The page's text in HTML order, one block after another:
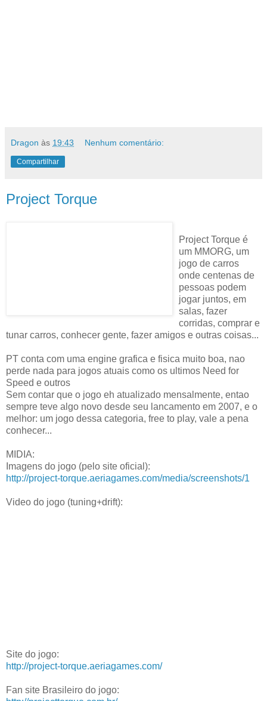
Dragon às 19:43 Nenhum comentário:
Compartilhar
Project Torque
Project Torque é
um MMORG, um
jogo de carros
onde centenas de
pessoas podem
jogar juntos, em
salas, fazer
corridas, comprar e
tunar carros, conhecer gente, fazer amigos e outras coisas...
PT conta com uma engine grafica e fisica muito boa, nao
perde nada para jogos atuais como os ultimos Need for
Speed e outros
Sem contar que o jogo eh atualizado mensalmente, entao
sempre teve algo novo desde seu lancamento em 2007, e o
melhor: um jogo dessa categoria, free to play, vale a pena
conhecer...
MIDIA:
Imagens do jogo (pelo site oficial):
http://project-torque.aeriagames.com/media/screenshots/1
Video do jogo (tuning+drift):
Site do jogo:
http://project-torque.aeriagames.com/
Fan site Brasileiro do jogo: